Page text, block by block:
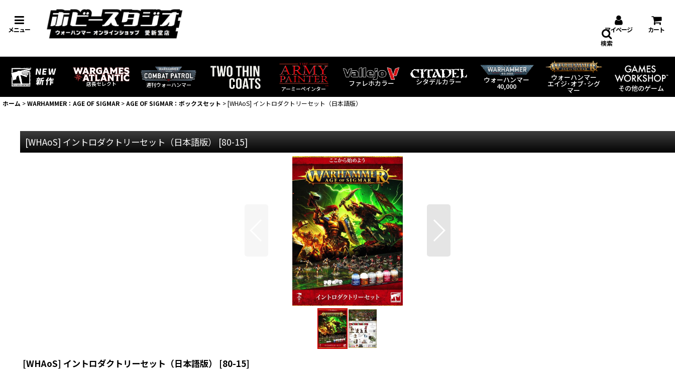
メニュー マイページ カート
店長セレクト 週刊ウォーハンマー
アーミーペインター
ファレホカラー シタデルカラー ウォーハンマー
40,000
ウォーハンマー
エイジ･オブ･シグ
マー その他のゲーム
検索
ホーム >WARHAMMER：AGE OF SIGMAR >AGE OF SIGMAR：ボックスセット >[WHAoS] イントロダクトリーセット（日本語版）
[WHAoS] イントロダクトリーセット（日本語版） [80-15]
[WHAoS] イントロダクトリーセット（日本語版） [80-15]